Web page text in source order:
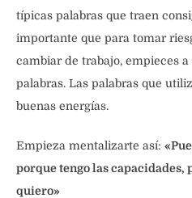
típicas palabras que traen
importante que para tomar
cambiar de trabajo, empieces
palabras. Las palabras que
buenas energías.
Empieza mentalizarte así:
porque tengo las capacidades,
quiero»